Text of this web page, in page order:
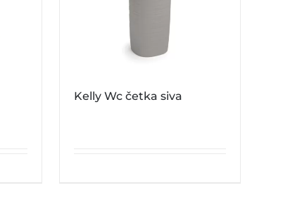
Kelly Wc četka siva